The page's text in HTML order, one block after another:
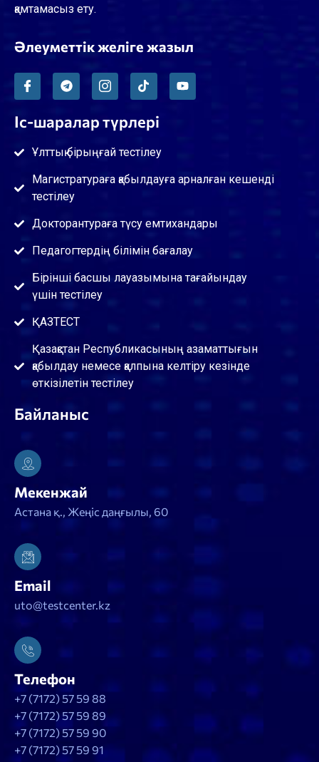
қамтамасыз ету.
Әлеуметтік желіге жазыл
Іс-шаралар түрлері
Ұлттық бірыңғай тестілеу
Магистратураға қабылдауға арналған кешенді
тестілеу
Докторантураға түсу емтихандары
Педагогтердің білімін бағалау
Бірінші басшы лауазымына тағайындау
үшін тестілеу
ҚАЗТЕСТ
Қазақстан Республикасының азаматтығын
қабылдау немесе қалпына келтіру кезінде
өткізілетін тестілеу
Байланыс
Мекенжай
Астана қ., Жеңіс даңғылы, 60
Email
uto@testcenter.kz
Телефон
+7 (7172) 57 59 88
+7 (7172) 57 59 89
+7 (7172) 57 59 90
+7 (7172) 57 59 91